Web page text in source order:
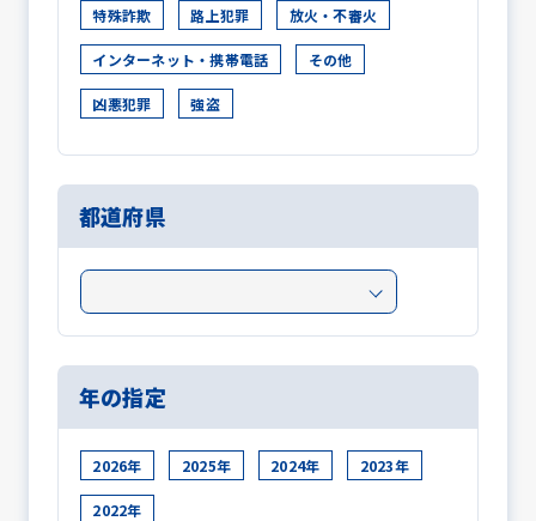
特殊詐欺 路上犯罪 放火・不審火
インターネット・携帯電話 その他
凶悪犯罪 強盗
都道府県
年の指定
2026年 2025年 2024年 2023年
2022年